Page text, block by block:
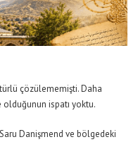
türlü çözülememişti. Daha
olduğunun ispatı yoktu.
Danişmend ve bölgedeki